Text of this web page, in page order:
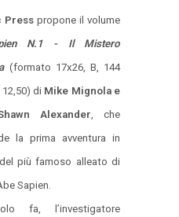
Press propone il volume
N.1 - Il Mistero
(formato 17x26, B, 144
di Mike Mignola e
Alexander , che
la prima avventura in
più famoso alleato di
Sapien.
fa, l’investigatore